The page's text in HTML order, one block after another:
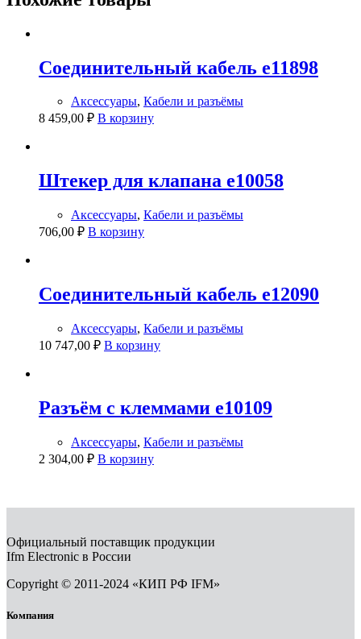
Соединительный кабель e11898
Аксессуары, Кабели и разъёмы
8 459,00 ₽ В корзину
Штекер для клапана e10058
Аксессуары, Кабели и разъёмы
706,00 ₽ В корзину
Соединительный кабель e12090
Аксессуары, Кабели и разъёмы
10 747,00 ₽ В корзину
Разъём с клеммами e10109
Аксессуары, Кабели и разъёмы
2 304,00 ₽ В корзину
Официальный поставщик продукции
Ifm Electronic в России
Copyright © 2011-2024 «КИП РФ IFM»
Компания